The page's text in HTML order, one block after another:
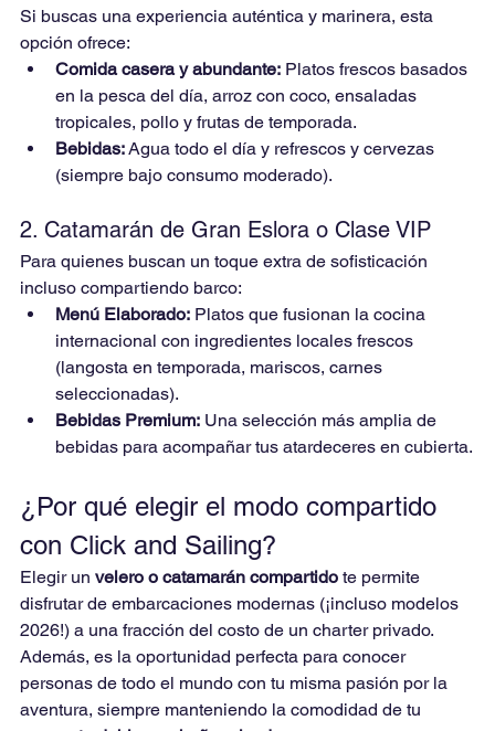
Si buscas una experiencia auténtica y marinera, esta
opción ofrece:
Comida casera y abundante: Platos frescos basados
en la pesca del día, arroz con coco, ensaladas
tropicales, pollo y frutas de temporada.
Bebidas: Agua todo el día y refrescos y cervezas
(siempre bajo consumo moderado).
2. Catamarán de Gran Eslora o Clase VIP
Para quienes buscan un toque extra de sofisticación
incluso compartiendo barco:
Menú Elaborado: Platos que fusionan la cocina
internacional con ingredientes locales frescos
(langosta en temporada, mariscos, carnes
seleccionadas).
Bebidas Premium: Una selección más amplia de
bebidas para acompañar tus atardeceres en cubierta.
¿Por qué elegir el modo compartido
con Click and Sailing?
Elegir un velero o catamarán compartido te permite
disfrutar de embarcaciones modernas (¡incluso modelos
2026!) a una fracción del costo de un charter privado.
Además, es la oportunidad perfecta para conocer
personas de todo el mundo con tu misma pasión por la
aventura, siempre manteniendo la comodidad de tu